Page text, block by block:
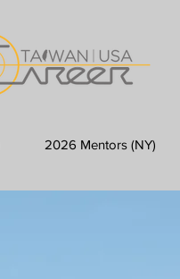
2026 Mentors (NY)